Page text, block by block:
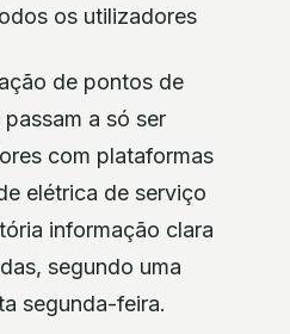
os utilizadores
de pontos de
a só ser
com plataformas
elétrica de serviço
informação clara
segundo uma
segunda-feira.